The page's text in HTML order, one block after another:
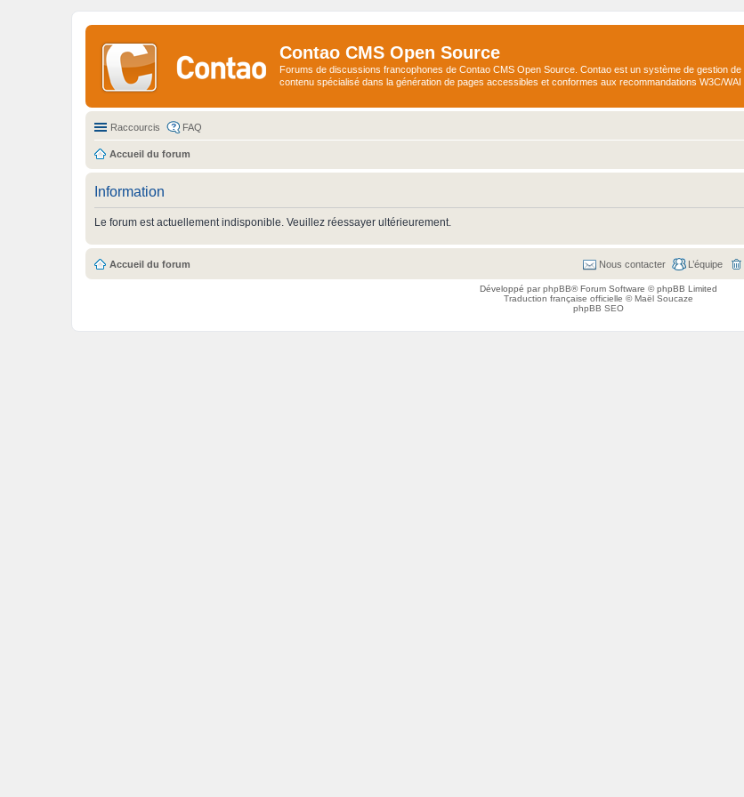
Contao CMS Open Source
Forums de discussions francophones de Contao CMS Open Source. Contao est un système de gestion de
contenu spécialisé dans la génération de pages accessibles et conformes aux recommandations W3C/WAI
Raccourcis FAQ
Accueil du forum
Information
Le forum est actuellement indisponible. Veuillez réessayer ultérieurement.
Accueil du forum L’équipe
Nous contacter
Développé parphpBB® Forum Software © phpBB Limited
Traduction française officielle ©Maël Soucaze
phpBB SEO